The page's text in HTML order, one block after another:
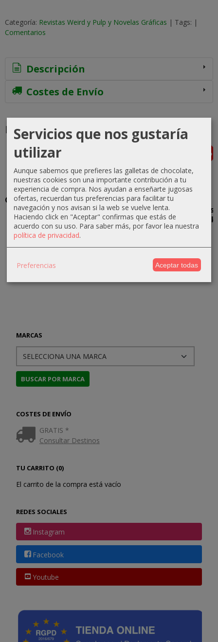
MARCAS
COSTES DE ENVÍO
GRATIS *
Consultar Destinos
TU CARRITO (0)
El carrito de la compra está vacío
REDES SOCIALES
Instagram
Facebook
Youtube
Categoría: Revistas Weird y Pulp y Novelas Gráficas | Tags: |
Comentarios
Descripción
Costes de Envío
Productos Relacionados
Cuaderno de
Bitácora del
"Matilda...
6,00 €
La Rata
Gigante de
Sumatra en
el...
5,00 €
Sherlock
Holmes y el
"Gang" de
los...
12,00 €
-5 %
completas
de Sherlock
Holmes
23,70 €
24,95 €
Servicios que nos gustaría
utilizar
Aunque sabemos que prefieres las galletas de chocolate,
nuestras cookies son una importante contribución a tu
experiencia de compra. Nos ayudan a enseñarte jugosas
ofertas, recuerdan tus preferencias para facilitar tu
navegación y nos avisan si la web se vuelve lenta.
Haciendo click en "Aceptar" confirmas que estás de
acuerdo con su uso. Para saber más, por favor lea nuestra
política de privacidad.
Preferencias Aceptar todas